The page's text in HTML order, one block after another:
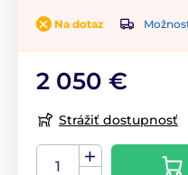
Na dotaz
2 050 €
Strážiť dostupnosť